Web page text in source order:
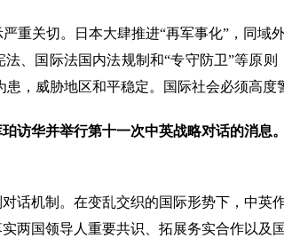
重关切。日本大肆推进“再军事化”，同域
、国际法国内法规制和“专守防卫”等原
，威胁地区和平稳定。国际社会必须高度
访华并举行第十一次中英战略对话的消息
话机制。在变乱交织的国际形势下，中英
两国领导人重要共识、拓展务实合作以及